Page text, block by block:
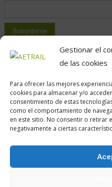
Gestionar el
de las cookies
Para ofrecer las mejores
cookies para almacenar y/o
consentimiento de estas
como el comportamiento de
en este sitio. No consentir o retirar
negativamente a ciertas
Calle Daoiz, 12,